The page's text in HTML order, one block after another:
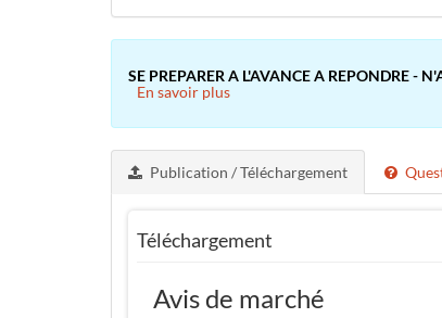
SE PREPARER A L'AVANCE A REPONDRE -
En savoir plus
Publication / Téléchargement
Téléchargement
Avis de marché